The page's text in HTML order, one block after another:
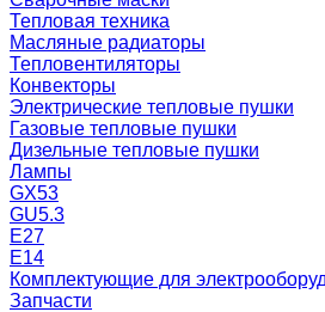
Тепловая техника
Масляные радиаторы
Тепловентиляторы
Конвекторы
Электрические тепловые пушки
Газовые тепловые пушки
Дизельные тепловые пушки
Лампы
GX53
GU5.3
Е27
Е14
Комплектующие для
Запчасти